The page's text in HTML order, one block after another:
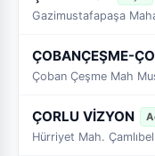
Gazimustafapaşa
ÇOBANÇEŞME-
Çoban Çeşme Mah
ÇORLU VİZYON